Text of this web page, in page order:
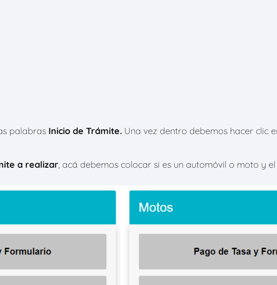
palabras Inicio de Trámite. Una vez dentro debemos hacer clic
a realizar, acá debemos colocar si es un automóvil o moto y